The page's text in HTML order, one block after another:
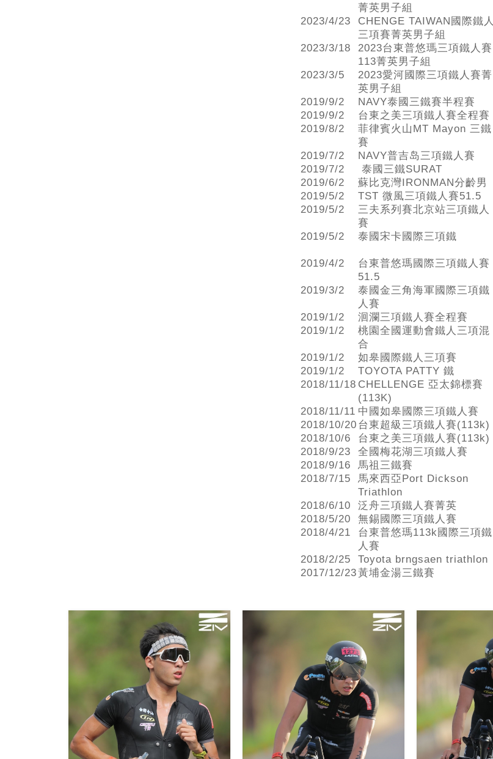
菁英男子組
2023/4/23
CHENGE TAIWAN國際鐵人
三項賽菁英男子組
2023/3/18
2023台東普悠瑪三項鐵人賽
113菁英男子組
2023/3/5
2023愛河國際三項鐵人賽菁
英男子組
2019/9/2 NAVY泰國三鐵賽半程賽
2019/9/2
台東之美三項鐵人賽全程賽
2019/8/2
菲律賓火山MT Mayon 三鐵
賽
2019/7/2 NAVY普吉岛三項鐵人賽
2019/7/2
泰國三鐵SURAT
2019/6/2
蘇比克灣IRONMAN分齡男
2019/5/2
TST 微風三項鐵人賽51.5
2019/5/2
三夫系列賽北京站三項鐵人
賽
2019/5/2 泰國宋卡國際三項鐵
2019/4/2
台東普悠瑪國際三項鐵人賽
51.5
2019/3/2
泰國金三角海軍國際三項鐵
人賽
2019/1/2 洄瀾三項鐵人賽全程賽
2019/1/2
桃園全國運動會鐵人三項混
合
2019/1/2 如皋國際鐵人三項賽
2019/1/2
TOYOTA PATTY 鐵
2018/11/18 CHELLENGE 亞太錦標賽
(113K)
2018/11/11 中國如皋國際三項鐵人賽
2018/10/20 台東超級三項鐵人賽(113k)
2018/10/6
台東之美三項鐵人賽(113k)
2018/9/23
全國梅花湖三項鐵人賽
2018/9/16
馬祖三鐵賽
2018/7/15
馬來西亞Port Dickson
Triathlon
2018/6/10 泛舟三項鐵人賽菁英
2018/5/20
無錫國際三項鐵人賽
2018/4/21
台東普悠瑪113k國際三項鐵
人賽
2018/2/25 Toyota brngsaen triathlon
2017/12/23黃埔金湯三鐵賽